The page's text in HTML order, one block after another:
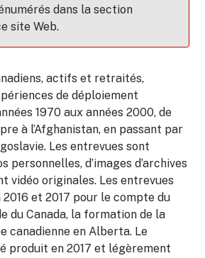
dans la section
site Web.
actifs et retraités,
de déploiement
1970 aux années 2000, de
à l’Afghanistan, en passant par
Les entrevues sont
personnelles, d’images d’archives
vidéo originales. Les entrevues
et 2017 pour le compte du
du Canada, la formation de la
canadienne en Alberta. Le
produit en 2017 et légèrement